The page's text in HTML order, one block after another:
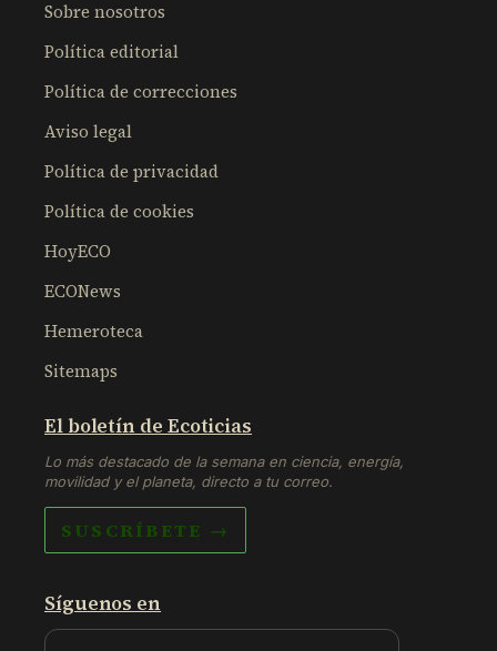
Sobre nosotros
Política editorial
Política de correcciones
Aviso legal
Política de privacidad
Política de cookies
HoyECO
ECONews
Hemeroteca
Sitemaps
El boletín de Ecoticias
Lo más destacado de la semana en ciencia, energía,
movilidad y el planeta, directo a tu correo.
SUSCRÍBETE →
Síguenos en